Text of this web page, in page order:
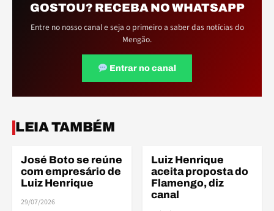
GOSTOU? RECEBA NO WHATSAPP
Entre no nosso canal e seja o primeiro a saber das notícias do
Mengão.
Entrar no canal
LEIA TAMBÉM
ELE
ELENCO
José Boto se reúne
com empresário de
Luiz Henrique
29/07/2026
ELENCO
Luiz Henrique
aceita proposta do
Flamengo, diz
canal